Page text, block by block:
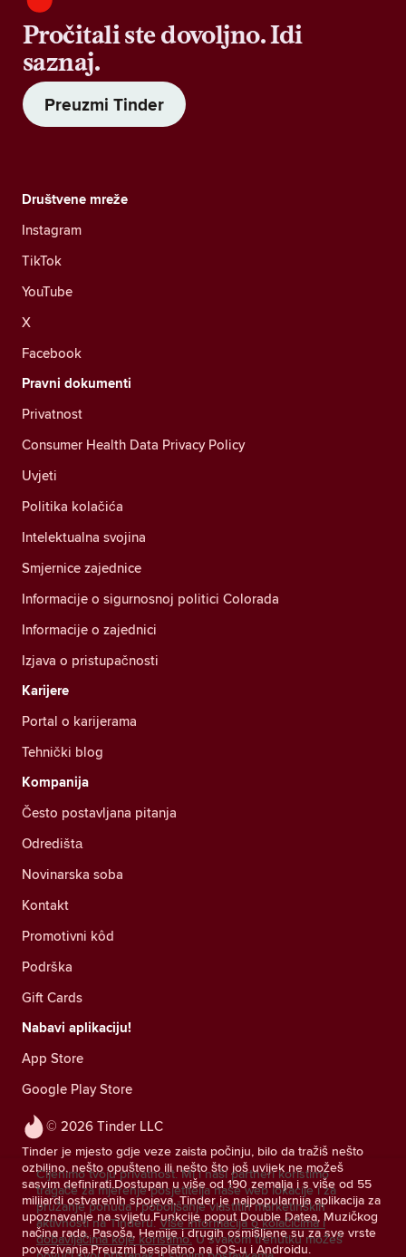
Pročitali ste dovoljno. Idi
saznaj.
Preuzmi Tinder
© 2026 Tinder LLC
Tinder je mjesto gdje veze zaista počinju, bilo da tražiš nešto
ozbiljno, nešto opušteno ili nešto što još uvijek ne možeš
sasvim definirati.Dostupan u više od 190 zemalja i s više od 55
milijardi ostvarenih spojeva, Tinder je najpopularnija aplikacija za
upoznavanje na svijetu.Funkcije poput Double Datea, Muzičkog
načina rada, Pasoša, Hemije i drugih osmišljene su za sve vrste
povezivanja.Preuzmi besplatno na iOS-u i Androidu.
Društvene mreže
Instagram
TikTok
YouTube
X
Facebook
Pravni dokumenti
Privatnost
Consumer Health Data Privacy Policy
Uvjeti
Politika kolačića
Intelektualna svojina
Smjernice zajednice
Informacije o sigurnosnoj politici Colorada
Informacije o zajednici
Izjava o pristupačnosti
Karijere
Portal o karijerama
Tehnički blog
Kompanija
Često postavljana pitanja
Odredištа
Novinarska soba
Kontakt
Promotivni kôd
Podrška
Gift Cards
Nabavi aplikaciju!
App Store
Google Play Store
Cijenimo tvoju privatnost. Mi i naši partneri koristimo
tragače za mjerenje posjetitelja naše web lokacije i za
pružanje ponuda i poboljšanje vlastitih marketinških
aktivnosti na Tinderu. Više informacija o kolačićima i
dobavljačima koje koristimo. U svakom trenutku možeš